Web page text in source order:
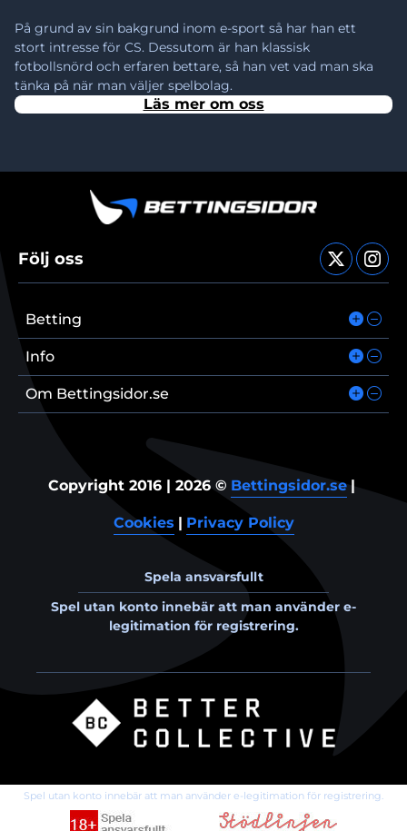
På grund av sin bakgrund inom e-sport så har han ett
stort intresse för CS. Dessutom är han klassisk
fotbollsnörd och erfaren bettare, så han vet vad man ska
tänka på när man väljer spelbolag.
Läs mer om oss
Följ oss
Betting
Info
Om Bettingsidor.se
Copyright 2016 | 2026 © Bettingsidor.se |
Cookies | Privacy Policy
Spela ansvarsfullt
Spel utan konto innebär att man använder e-
legitimation för registrering.
Spel utan konto innebär att man använder e-legitimation för registrering.